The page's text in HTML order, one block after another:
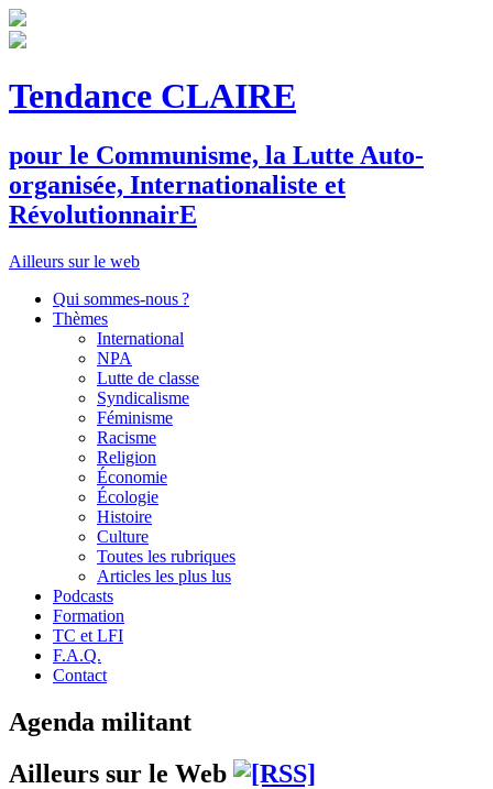
Tendance CLAIRE
pour le Communisme, la Lutte Auto-
organisée, Internationaliste et
RévolutionnairE
Ailleurs sur le web
Qui sommes-nous ?
Thèmes
International
NPA
Lutte de classe
Syndicalisme
Féminisme
Racisme
Religion
Économie
Écologie
Histoire
Culture
Toutes les rubriques
Articles les plus lus
Podcasts
Formation
TC et LFI
F.A.Q.
Contact
Agenda militant
Ailleurs sur le Web